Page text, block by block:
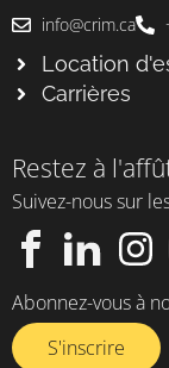
info@crim.ca
Location
Carrières
Restez à
Suivez-nous sur
Abonnez-vous à
S'inscrire